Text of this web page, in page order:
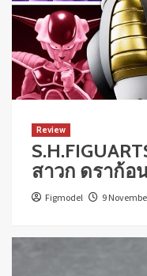
Review
สาวก ดราก้อ
Figmodel 9